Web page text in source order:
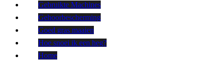
Gebruikte Machines
Gehoorbescherming
Goed gras maaien
Hoe snoei ik een heg?
Home